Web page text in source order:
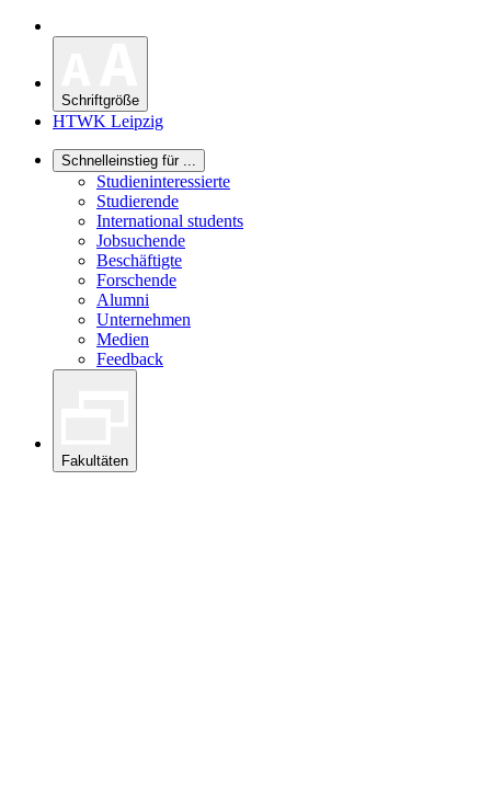
Schriftgröße
HTWK Leipzig
Schnelleinstieg für ...
Studieninteressierte
Studierende
International students
Jobsuchende
Beschäftigte
Forschende
Alumni
Unternehmen
Medien
Feedback
Fakultäten